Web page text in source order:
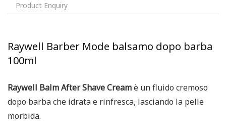
Product Enquiry
Raywell Barber Mode balsamo dopo barba
100ml
Raywell Balm After Shave Creamè un fluido cremoso
dopo barba che idrata e rinfresca, lasciando la pelle
morbida.